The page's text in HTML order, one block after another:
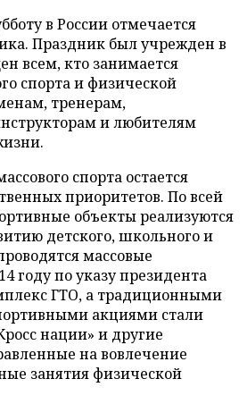
в России отмечается
Праздник был учрежден в
всем, кто занимается
спорта и физической
тренерам,
и любителям
спорта остается
приоритетов. По всей
объекты реализуются
детского, школьного и
массовые
году по указу президента
ГТО, а традиционными
акциями стали
нации» и другие
на вовлечение
занятия физической